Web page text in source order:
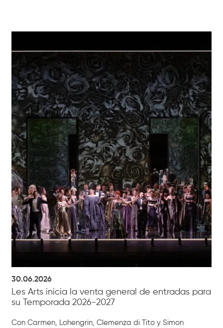
30.06.2026
Les Arts inicia la venta general de entradas para
su Temporada 2026-2027
Con Carmen, Lohengrin, Clemenza di Tito y Simon